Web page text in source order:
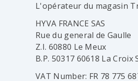
L'opérateur du magasin
HYVA FRANCE SAS
Rue du general de Gaulle
Z.I. 60880 Le Meux
B.P. 50317 60618 La Croix
VAT Number: FR 78 775